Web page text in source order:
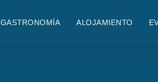
GASTRONOMÍA ALOJAMIENTO